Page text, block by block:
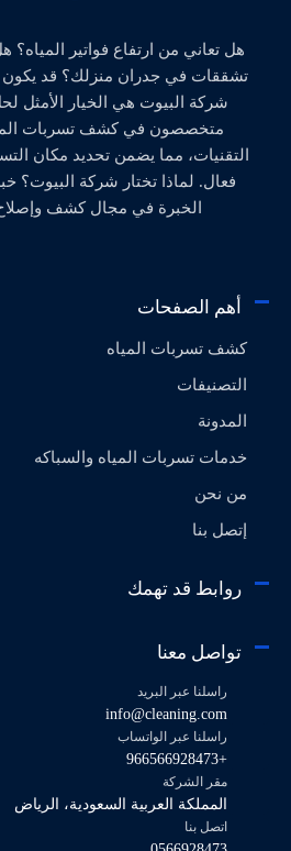
هل تعاني من ارتفاع فواتير
تشققات في جدران منزلك؟ قد
شركة البيوت هي الخيار الأمثل
متخصصون في كشف تسربات
التقنيات، مما يضمن تحديد مكان
فعال. لماذا تختار شركة البيوت؟
الخبرة في مجال كشف
أهم الصفحات
كشف تسربات المياه
التصنيفات
المدونة
خدمات تسربات المياه والسباكه
من نحن
إتصل بنا
روابط قد تهمك
تواصل معنا
راسلنا عبر البريد
info@cleaning.com
راسلنا عبر الواتساب
+966566928473
مقر الشركة
المملكة العربية السعودية، الرياض
اتصل بنا